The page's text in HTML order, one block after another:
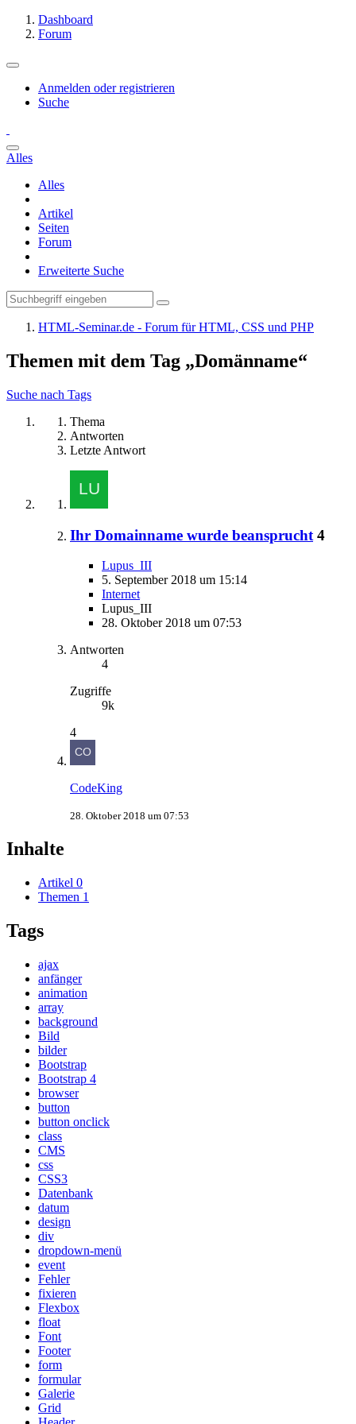
Dashboard
Forum
Anmelden oder registrieren
Suche
Alles
Alles
Artikel
Seiten
Forum
Erweiterte Suche
HTML-Seminar.de - Forum für HTML, CSS und PHP
Themen mit dem Tag „Domänname“
Suche nach Tags
Thema
Antworten
Letzte Antwort
Ihr Domainname wurde beansprucht 4
Lupus_III
5. September 2018 um 15:14
Internet
Lupus_III
28. Oktober 2018 um 07:53
Antworten
4
Zugriffe
9k
4
CodeKing
28. Oktober 2018 um 07:53
Inhalte
Artikel 0
Themen 1
Tags
ajax
anfänger
animation
array
background
Bild
bilder
Bootstrap
Bootstrap 4
browser
button
button onclick
class
CMS
css
CSS3
Datenbank
datum
design
div
dropdown-menü
event
Fehler
fixieren
Flexbox
float
Font
Footer
form
formular
Galerie
Grid